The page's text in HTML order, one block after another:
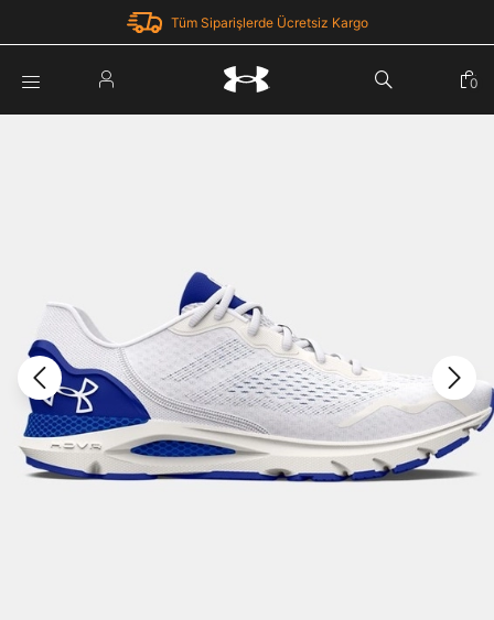
Tüm Siparişlerde Ücretsiz Kargo
Şifremi Unuttum
Giriş Yap
Under Armour'da yeni misiniz?Kayıt Ol
Üye Olmadan Devam Et
0
Parola Yenileme
Parolayı Yenile
Giriş Sayfasına Dön
Zaten hesabın var mı? Giriş yap